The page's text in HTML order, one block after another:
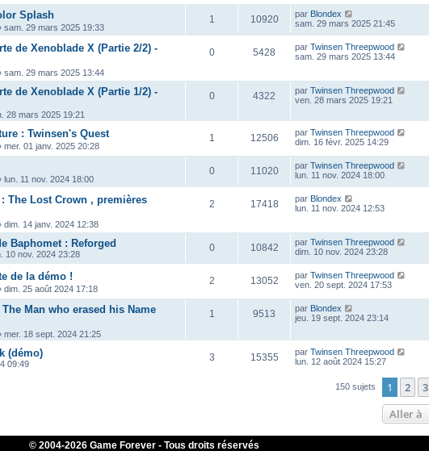
Splash
sam. 29 mars 2025 19:33
1 10920 par Blondex
sam. 29 mars 2025 21:45
de Xenoblade X (Partie 2/2) -
sam. 29 mars 2025 13:44
0 5428 par Twinsen Threepwood
sam. 29 mars 2025 13:44
de Xenoblade X (Partie 1/2) -
28 mars 2025 19:21
0 4322 par Twinsen Threepwood
ven. 28 mars 2025 19:21
: Twinsen's Quest
mer. 01 janv. 2025 20:28
1 12506 par Twinsen Threepwood
dim. 16 févr. 2025 14:29
lun. 11 nov. 2024 18:00
0 11020 par Twinsen Threepwood
lun. 11 nov. 2024 18:00
The Lost Crown , premières
dim. 14 janv. 2024 12:38
2 17418 par Blondex
lun. 11 nov. 2024 12:53
Baphomet : Reforged
10 nov. 2024 23:28
0 10842 par Twinsen Threepwood
dim. 10 nov. 2024 23:28
de la démo !
dim. 25 août 2024 17:18
2 13052 par Twinsen Threepwood
ven. 20 sept. 2024 17:53
Man who erased his Name
mer. 18 sept. 2024 21:25
1 9513 par Blondex
jeu. 19 sept. 2024 23:14
(démo)
09:49
3 15355 par Twinsen Threepwood
lun. 12 août 2024 15:27
150 sujets 1 2 3
Aller à
© 2004-2026 Game Forever - Tous droits réservés